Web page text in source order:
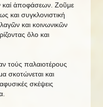
ἀποφάσεων. Ζοῦμε
και συγκλονιστική
και κοινωνικῶν
ὅλο και
τούς παλαιοτέρους
σκοτώνεται και
σκέψεις